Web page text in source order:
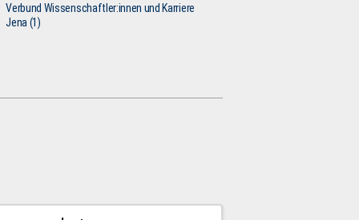
Verbund Wissenschaftler:innen und Karriere
Jena (1)